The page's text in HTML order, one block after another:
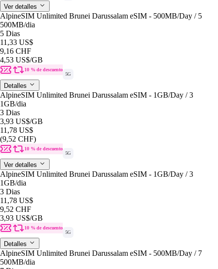
Ver detalles
AlpineSIM Unlimited Brunei Darussalam eSIM - 500MB/Day / 5
500MB/dia
5 Dias
11,33 US$
9,16 CHF
4,53 US$/GB
10 % de descuento
5G
Detalles
AlpineSIM Unlimited Brunei Darussalam eSIM - 1GB/Day / 3
1GB/dia
3 Dias
3,93 US$/GB
11,78 US$
(9,52 CHF)
10 % de descuento
5G
Ver detalles
AlpineSIM Unlimited Brunei Darussalam eSIM - 1GB/Day / 3
1GB/dia
3 Dias
11,78 US$
9,52 CHF
3,93 US$/GB
10 % de descuento
5G
Detalles
AlpineSIM Unlimited Brunei Darussalam eSIM - 500MB/Day / 7
500MB/dia